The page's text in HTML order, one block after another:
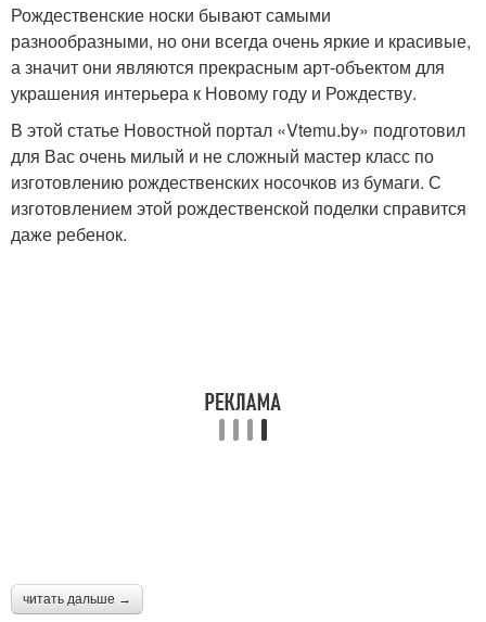
Рождественские носки бывают самыми
разнообразными, но они всегда очень яркие и красивые,
а значит они являются прекрасным арт-объектом для
украшения интерьера к Новому году и Рождеству.
В этой статье Новостной портал «Vtemu.by» подготовил
для Вас очень милый и не сложный мастер класс по
изготовлению рождественских носочков из бумаги. С
изготовлением этой рождественской поделки справится
даже ребенок.
читать дальше →